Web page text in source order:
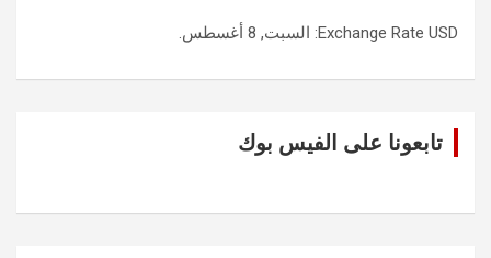
Exchange Rate USD : السبت, 8 أغسطس.
تابعونا على الفيس بوك